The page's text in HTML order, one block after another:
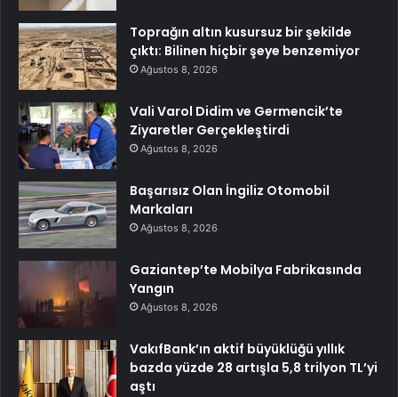
Toprağın altın kusursuz bir şekilde
çıktı: Bilinen hiçbir şeye benzemiyor
Ağustos 8, 2026
Vali Varol Didim ve Germencik’te
Ziyaretler Gerçekleştirdi
Ağustos 8, 2026
Başarısız Olan İngiliz Otomobil
Markaları
Ağustos 8, 2026
Gaziantep’te Mobilya Fabrikasında
Yangın
Ağustos 8, 2026
VakıfBank’ın aktif büyüklüğü yıllık
bazda yüzde 28 artışla 5,8 trilyon TL’yi
aştı